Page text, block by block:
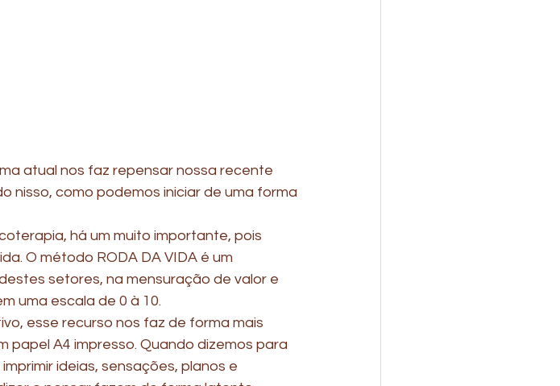
atual nos faz repensar nossa recente
nisso, como podemos iniciar de uma forma
há um muito importante, pois
O método RODA DA VIDA é um
setores, na mensuração de valor e
uma escala de 0 à 10.
esse recurso nos faz de forma mais
papel A4 impresso. Quando dizemos para
ideias, sensações, planos e